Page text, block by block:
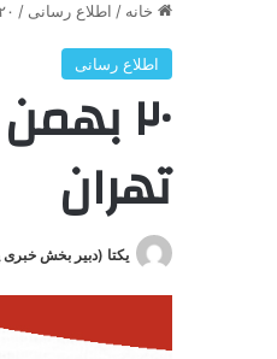
خانه / اطلاع رسانی / ۲۰ بهمن ۹۶؛ سخنرانی استاد
اطلاع رسانی
تهران
یکتا (دبیر بخش خبری